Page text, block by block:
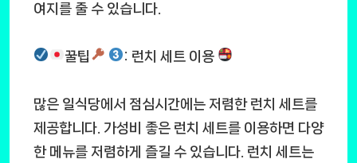
여지를 줄 수 있습니다.
꿀팁 : 런치 세트 이용
많은 일식당에서 점심시간에는 저렴한 런치 세트를
제공합니다. 가성비 좋은 런치 세트를 이용하면 다양
한 메뉴를 저렴하게 즐길 수 있습니다. 런치 세트는